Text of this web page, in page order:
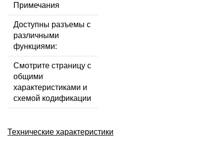
Примечания
Доступны разъемы с
различными
функциями:
Смотрите страницу с
общими
характеристиками и
схемой кодификации
Технические характеристики